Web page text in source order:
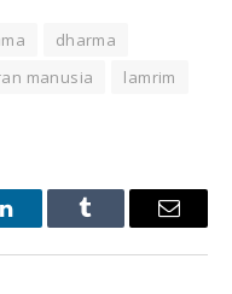
dharma
manusia
lamrim
LinkedInTumblr Email